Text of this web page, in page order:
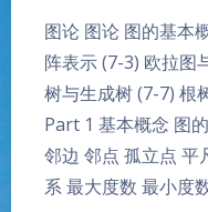
图论 图论 图的基本
阵表示 (7-3) 欧拉图
树与生成树 (7-7) 根
Part 1 基本概念 图
邻边 邻点 孤立点 平
系 最大度数 最小度